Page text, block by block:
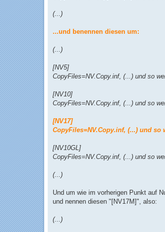
(...)
...und benennen diesen um:
(...)
[NV5]
CopyFiles=NV.Copy.inf, (...) und so
[NV10]
CopyFiles=NV.Copy.inf, (...) und so
[NV17]
CopyFiles=NV.Copy.inf, (...) und so
[NV10GL]
CopyFiles=NV.Copy.inf, (...) und so
(...)
Und um wie im vorherigen Punkt auf
und nennen diesen "[NV17M]", also:
(...)